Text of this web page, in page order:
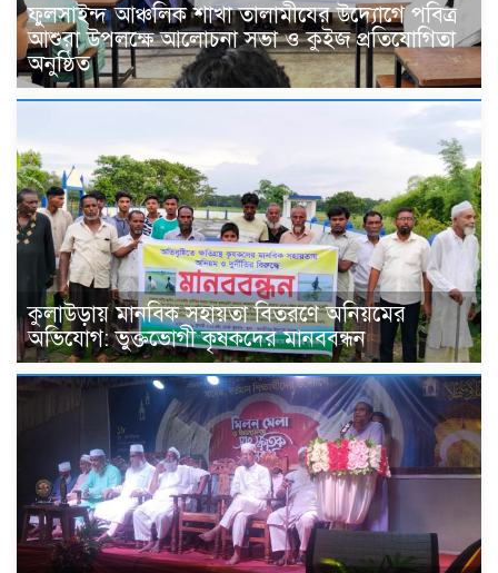
ফুলসাইন্দ আঞ্চলিক শাখা তালামীযের উদ্যোগে পবিত্র
আশুরা উপলক্ষে আলোচনা সভা ও কুইজ প্রতিযোগিতা
অনুষ্ঠিত
কুলাউড়ায় মানবিক সহায়তা বিতরণে অনিয়মের
অভিযোগ: ভুক্তভোগী কৃষকদের মানববন্ধন